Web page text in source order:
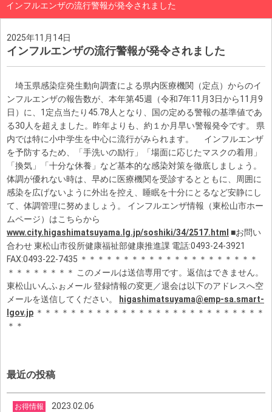
インフルエンザの流行警報が発令されました
2025年11月14日
インフルエンザの流行警報が発令されました
埼玉県感染症発生動向調査による県内医療機関（定点）からのイ
ンフルエンザの報告数が、本年第45週（令和7年11月3日から11月9
日）に、1定点当たり45.78人となり、国の定める警報の基準値であ
る30人を超えました。昨年よりも、約１か月早い警報発令です。 県
内では特に小中学生を中心に流行がみられます。 インフルエンザ
を予防するため、「手洗いの励行」「場面に応じたマスクの着用」
「換気」「十分な休養」など基本的な感染対策を徹底しましょう。
体調が優れない時は、早めに医療機関を受診するとともに、周囲に
感染を広げないように外出を控え、睡眠を十分にとるなど安静にし
て、体調管理に努めましょう。 インフルエンザ情報（東松山市ホー
ムページ）はこちらから
www.city.higashimatsuyama.lg.jp/soshiki/34/2517.html ■お問い
合わせ 東松山市役所健康福祉部健康推進課 電話:0493-24-3921
FAX:0493-22-7435 ＊＊＊＊＊＊＊＊＊＊＊＊＊＊＊＊＊＊＊＊＊
＊＊＊＊＊＊＊＊ このメールは送信専用です。返信はできません。
東松山いんふぉメール 登録情報の変更／退会は以下のアドレスへ空
メールを送信してください。
higashimatsuyama@emp-sa.smart-
lgov.jp ＊＊＊＊＊＊＊＊＊＊＊＊＊＊＊＊＊＊＊＊＊＊＊＊＊＊＊
＊＊
最近の投稿
お得情報
2023.02.06